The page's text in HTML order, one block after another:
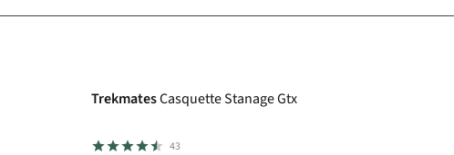
TrekmatesCasquette Stanage Gtx
43